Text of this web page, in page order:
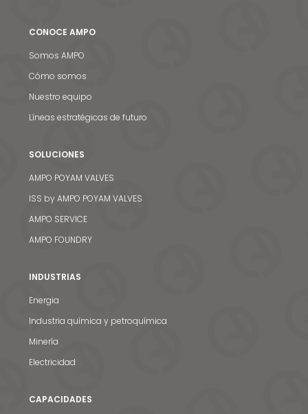
CONOCE AMPO
Somos AMPO
Cómo somos
Nuestro equipo
Líneas estratégicas de futuro
SOLUCIONES
AMPO POYAM VALVES
ISS by AMPO POYAM VALVES
AMPO SERVICE
AMPO FOUNDRY
INDUSTRIAS
Energia
Industria química y petroquímica
Minería
Electricidad
CAPACIDADES